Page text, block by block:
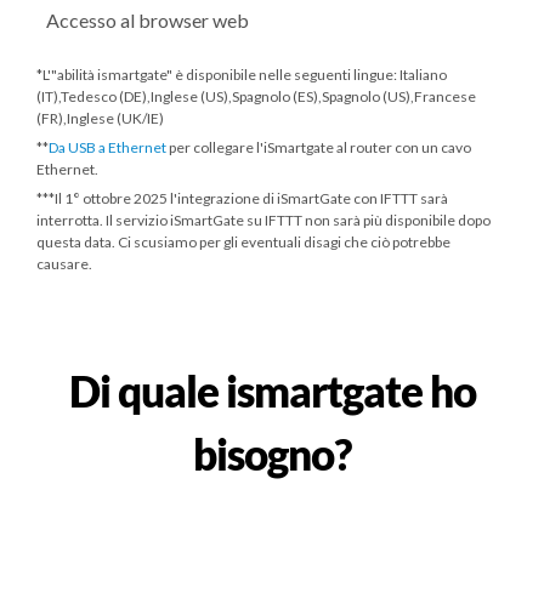
Accesso al browser web
*L'"abilità ismartgate" è disponibile nelle seguenti lingue: Italiano
(IT),Tedesco (DE),Inglese (US),Spagnolo (ES),Spagnolo (US),Francese
(FR),Inglese (UK/IE)
**Da USB a Ethernetper collegare l'iSmartgate al router con un cavo
Ethernet.
***Il 1° ottobre 2025 l'integrazione di iSmartGate con IFTTT sarà
interrotta. Il servizio iSmartGate su IFTTT non sarà più disponibile dopo
questa data. Ci scusiamo per gli eventuali disagi che ciò potrebbe
causare.
Di quale ismartgate ho
bisogno?